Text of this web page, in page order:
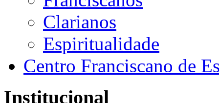
Clarianos
Espiritualidade
Centro Franciscano de
Institucional